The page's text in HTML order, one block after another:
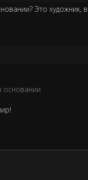
Это художник,
основании